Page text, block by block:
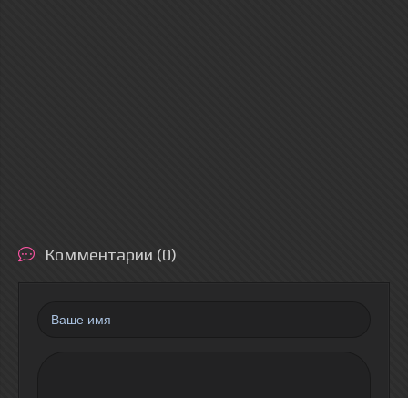
Комментарии (0)